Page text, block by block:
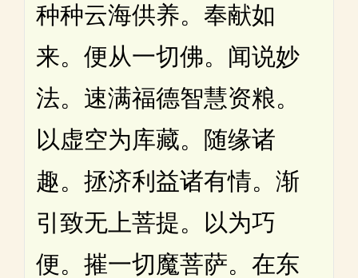
种种云海供养。奉献如
来。便从一切佛。闻说妙
法。速满福德智慧资粮。
以虚空为库藏。随缘诸
趣。拯济利益诸有情。渐
引致无上菩提。以为巧
便。摧一切魔菩萨。在东